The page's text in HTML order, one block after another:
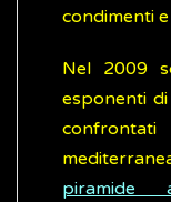
condimenti
Nel 2009
esponenti
piramide